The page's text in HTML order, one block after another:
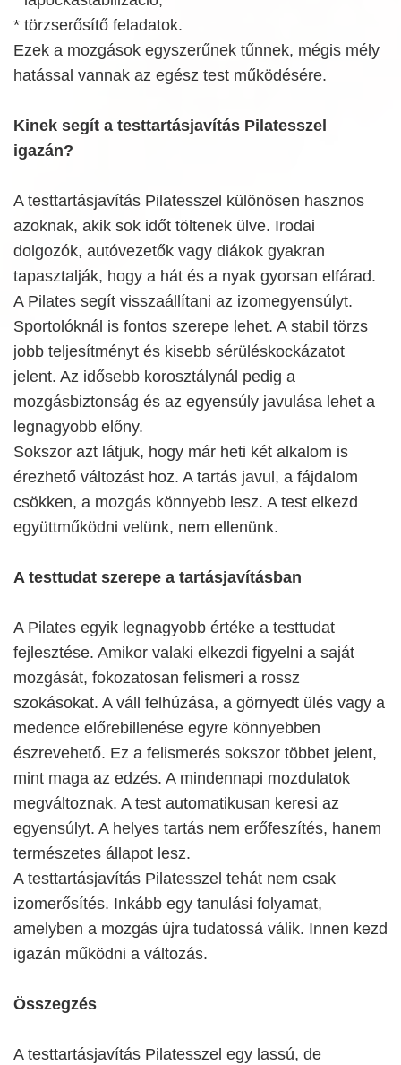
* törzserősítő feladatok.
Ezek a mozgások egyszerűnek tűnnek, mégis mély
hatással vannak az egész test működésére.
Kinek segít a testtartásjavítás Pilatesszel
igazán?
A testtartásjavítás Pilatesszel különösen hasznos
azoknak, akik sok időt töltenek ülve. Irodai
dolgozók, autóvezetők vagy diákok gyakran
tapasztalják, hogy a hát és a nyak gyorsan elfárad.
A Pilates segít visszaállítani az izomegyensúlyt.
Sportolóknál is fontos szerepe lehet. A stabil törzs
jobb teljesítményt és kisebb sérüléskockázatot
jelent. Az idősebb korosztálynál pedig a
mozgásbiztonság és az egyensúly javulása lehet a
legnagyobb előny.
Sokszor azt látjuk, hogy már heti két alkalom is
érezhető változást hoz. A tartás javul, a fájdalom
csökken, a mozgás könnyebb lesz. A test elkezd
együttműködni velünk, nem ellenünk.
A testtudat szerepe a tartásjavításban
A Pilates egyik legnagyobb értéke a testtudat
fejlesztése. Amikor valaki elkezdi figyelni a saját
mozgását, fokozatosan felismeri a rossz
szokásokat. A váll felhúzása, a görnyedt ülés vagy a
medence előrebillenése egyre könnyebben
észrevehető. Ez a felismerés sokszor többet jelent,
mint maga az edzés. A mindennapi mozdulatok
megváltoznak. A test automatikusan keresi az
egyensúlyt. A helyes tartás nem erőfeszítés, hanem
természetes állapot lesz.
A testtartásjavítás Pilatesszel tehát nem csak
izomerősítés. Inkább egy tanulási folyamat,
amelyben a mozgás újra tudatossá válik. Innen kezd
igazán működni a változás.
Összegzés
A testtartásjavítás Pilatesszel egy lassú, de